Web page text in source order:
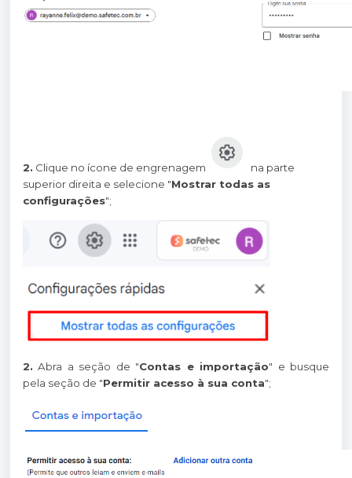
2. Clique no ícone de engrenagem
na parte
superior direita e selecione "Mostrar todas as
configurações";
2. Abra a seção de "Contas e importação" e busque
pela seção de "Permitir acesso à sua conta";